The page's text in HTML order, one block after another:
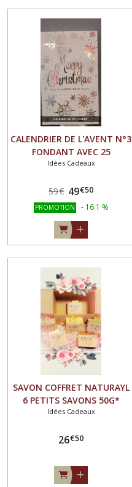
CALENDRIER DE L'AVENT N°3
FONDANT AVEC 25
SENTEURS SPECIALES NOEL
Idées Cadeaux
59€ 49€50
PROMOTION - 16.1 %
SAVON COFFRET NATURAYL
6 PETITS SAVONS 50G*
Idées Cadeaux
26€50